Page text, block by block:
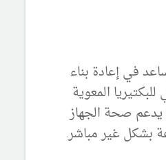
في إعادة بناء
المعوية
صحة الجهاز
بشكل غير مباشر.